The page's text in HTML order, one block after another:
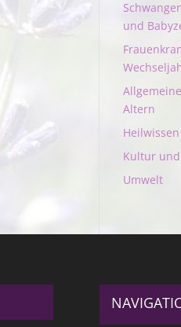
und
Altern
Kultur
Umwelt